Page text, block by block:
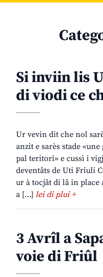
Si inviin lis
di viodi ce
............
Ur vevin dit che nol
anzit e sarès stade
pal teritori» e cussì i
deventâts de Uti Friuli
ur à tocjât di lâ in
a […] lei di plui +
3 Avrîl a
voie di Friûl
............